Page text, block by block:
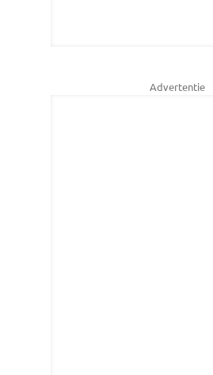
Advertentie